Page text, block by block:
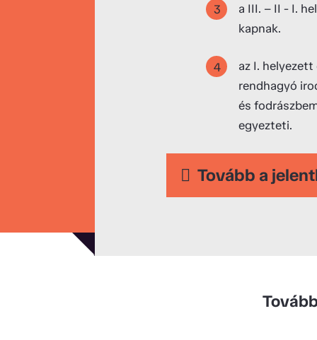
a III. – II - I.
kapnak.
az I.
rendhagyó
és
egyezteti.
Tovább a